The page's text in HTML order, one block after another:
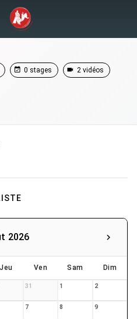
0 stages 2 vidéos
2026
Jeu Ven Sam Dim
31 1 2
7 8 9